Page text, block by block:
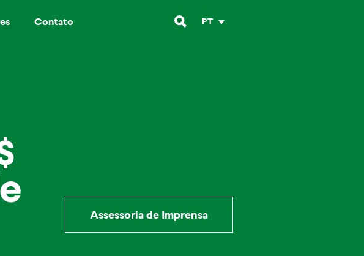
Contato PT
Assessoria de Imprensa